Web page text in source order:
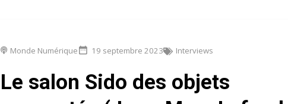
Monde Numérique 19 septembre 2023 Interviews
Le salon Sido des objets